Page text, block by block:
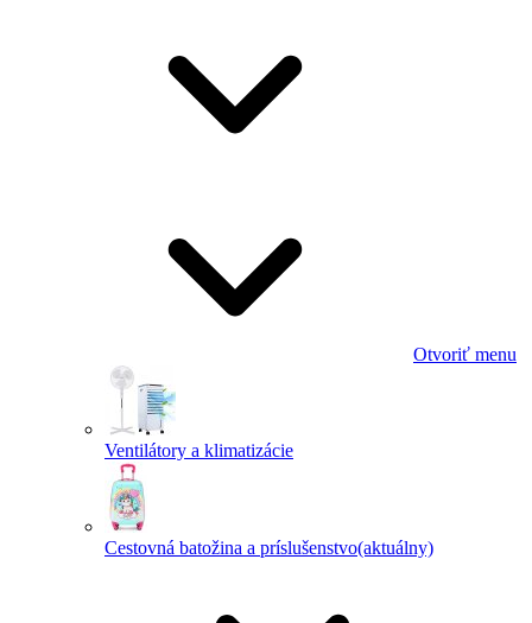
Otvoriť menu
Ventilátory a klimatizácie
Cestovná batožina a príslušenstvo(aktuálny)